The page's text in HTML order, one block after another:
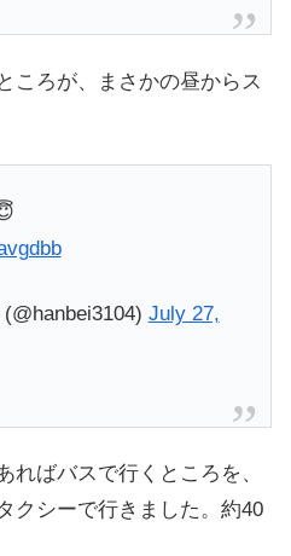
ころが、まさかの昼からス
July 27,
ればバスで行くところを、
クシーで行きました。約40